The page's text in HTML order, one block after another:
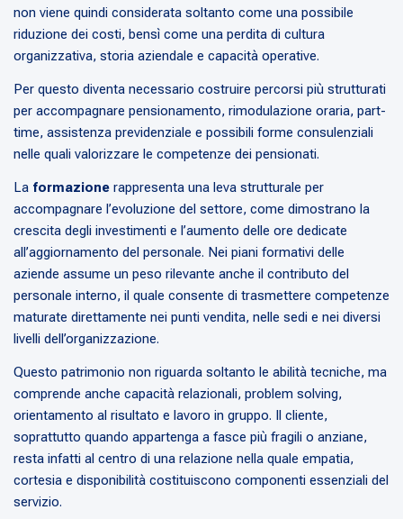
non viene quindi considerata soltanto come una possibile
riduzione dei costi, bensì come una perdita di cultura
organizzativa, storia aziendale e capacità operative.
Per questo diventa necessario costruire percorsi più strutturati
per accompagnare pensionamento, rimodulazione oraria, part-
time, assistenza previdenziale e possibili forme consulenziali
nelle quali valorizzare le competenze dei pensionati.
La formazione rappresenta una leva strutturale per
accompagnare l’evoluzione del settore, come dimostrano la
crescita degli investimenti e l’aumento delle ore dedicate
all’aggiornamento del personale. Nei piani formativi delle
aziende assume un peso rilevante anche il contributo del
personale interno, il quale consente di trasmettere competenze
maturate direttamente nei punti vendita, nelle sedi e nei diversi
livelli dell’organizzazione.
Questo patrimonio non riguarda soltanto le abilità tecniche, ma
comprende anche capacità relazionali, problem solving,
orientamento al risultato e lavoro in gruppo. Il cliente,
soprattutto quando appartenga a fasce più fragili o anziane,
resta infatti al centro di una relazione nella quale empatia,
cortesia e disponibilità costituiscono componenti essenziali del
servizio.